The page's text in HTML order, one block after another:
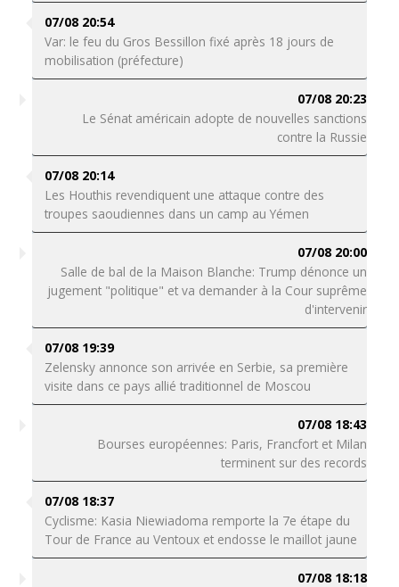
07/08 20:54
Var: le feu du Gros Bessillon fixé après 18 jours de
mobilisation (préfecture)
07/08 20:23
Le Sénat américain adopte de nouvelles sanctions
contre la Russie
07/08 20:14
Les Houthis revendiquent une attaque contre des
troupes saoudiennes dans un camp au Yémen
07/08 20:00
Salle de bal de la Maison Blanche: Trump dénonce un
jugement "politique" et va demander à la Cour suprême
d'intervenir
07/08 19:39
Zelensky annonce son arrivée en Serbie, sa première
visite dans ce pays allié traditionnel de Moscou
07/08 18:43
Bourses européennes: Paris, Francfort et Milan
terminent sur des records
07/08 18:37
Cyclisme: Kasia Niewiadoma remporte la 7e étape du
Tour de France au Ventoux et endosse le maillot jaune
07/08 18:18